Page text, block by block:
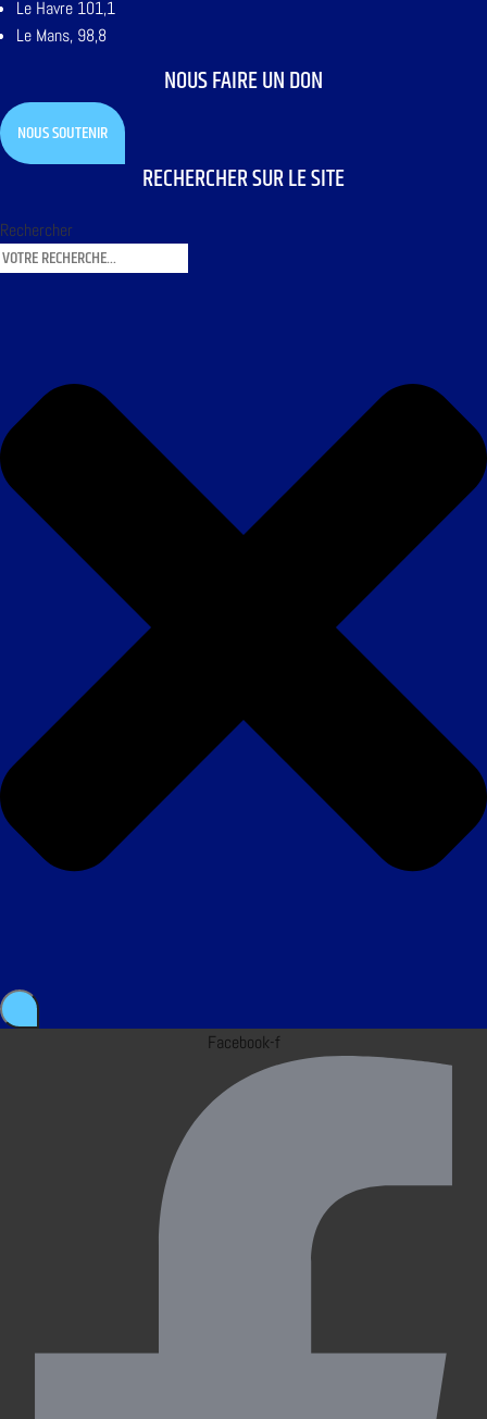
Le Havre 101,1
Le Mans, 98,8
NOUS FAIRE UN DON
NOUS SOUTENIR
RECHERCHER SUR LE SITE
Rechercher
Facebook-f